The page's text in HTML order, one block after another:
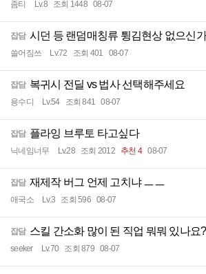
좀티 Lv.8 조회 1448 08-07
잡담 시던 등 랜덤매칭류 튕김현상 없으신
쓸어짐쓰 Lv.72 조회 401 08-07
잡담 복귀시 전딜 vs 법사 선택해주세요
용수디 Lv.54 조회 841 08-07
잡담 플라잉 브루토 타고싶다
닉네임너무 Lv.28 조회 2012 추천 4 08-07
잡담 재제작 버그 언제 고치냐 ㅡㅡ
애국소 Lv.3 조회 596 08-07
잡담 스킬 간소화 많이 된 직업 뭐뭐 있나요?
seeker Lv.70 조회 879 08-07